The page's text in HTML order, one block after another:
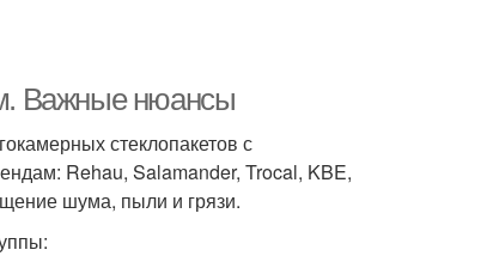
Важные нюансы
стеклопакетов с
Rehau, Salamander, Trocal, KBE,
шума, пыли и грязи.